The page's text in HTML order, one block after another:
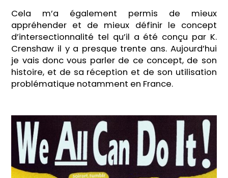
Cela m’a également permis de mieux
appréhender et de mieux définir le concept
d’intersectionnalité tel qu’il a été conçu par K.
Crenshaw il y a presque trente ans. Aujourd’hui
je vais donc vous parler de ce concept, de son
histoire, et de sa réception et de son utilisation
problématique notamment en France.